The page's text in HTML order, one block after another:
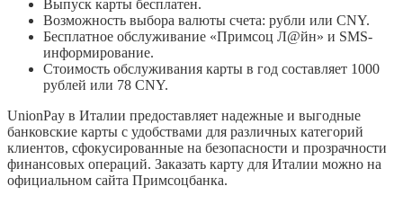
Выпуск карты бесплатен.
Возможность выбора валюты счета: рубли или CNY.
Бесплатное обслуживание «Примсоц Л@йн» и SMS-
информирование.
Стоимость обслуживания карты в год составляет 1000
рублей или 78 CNY.
UnionPay в Италии предоставляет надежные и выгодные
банковские карты с удобствами для различных категорий
клиентов, сфокусированные на безопасности и прозрачности
финансовых операций. Заказать карту для Италии можно на
официальном сайта Примсоцбанка.